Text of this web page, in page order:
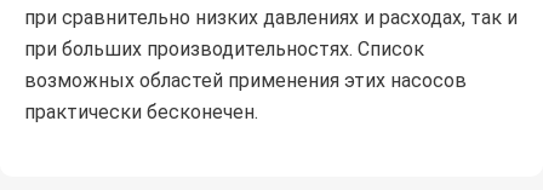
при сравнительно низких давлениях и расходах, так и
при больших производительностях. Список
возможных областей применения этих насосов
практически бесконечен.